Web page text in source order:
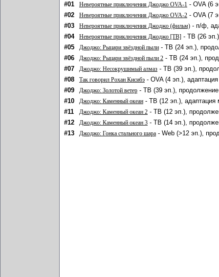
#01 Невероятные приключения Джоджо OVA-1 - OVA (6
#02
Невероятные приключения Джоджо OVA-2 - OVA (7
#03
Невероятные приключения Джоджо (фильм) - п/ф,
#04
Невероятные приключения Джоджо [ТВ] - ТВ (26
#05
Джоджо: Рыцари звёздной пыли - ТВ (24 эп.),
#06
Джоджо: Рыцари звёздной пыли 2 - ТВ (24 эп.),
#07
Джоджо: Несокрушимый алмаз - ТВ (39 эп.),
#08
Так говорил Рохан Кисибэ - OVA (4 эп.),
#09
Джоджо: Золотой ветер - ТВ (39 эп.),
#10
Джоджо: Каменный океан - ТВ (12 эп.), адаптация
#11
Джоджо: Каменный океан 2 - ТВ (12 эп.),
#12
Джоджо: Каменный океан 3 - ТВ (14 эп.),
#13
Джоджо: Гонка стального шара - Web (>12 эп.),